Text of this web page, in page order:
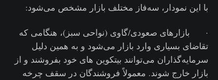
با این نمودار، سه‌فاز مختلف بازار مشخص می‌شود:
· بازارهای صعودی/گاوی (نواحی سبز)، هنگامی که
تقاضای بسیاری وارد بازار می‌شود و به همین دلیل
سرمایه‌گذاران می‌توانند بیتکوین های خود بفروشند و از
بازار خارج شوند. معمولاً فروشندگان در سقف چرخه